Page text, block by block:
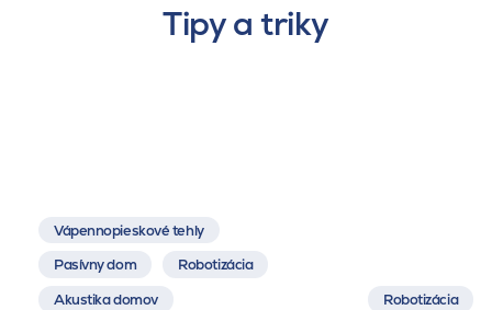
Tipy a triky
Vápennopieskové tehly
Pasívny dom
Robotizácia
Akustika domov
Robotizácia